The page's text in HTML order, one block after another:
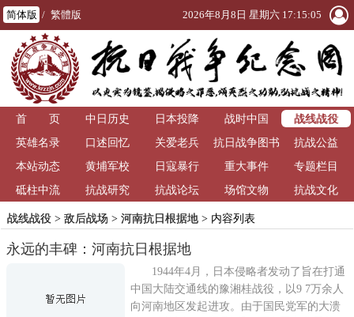
简体版 / 繁體版 2026年8月8日 星期六 17:15:05
首 页 中日历史 日本投降 战时中国
战线战役
英雄名录
口述回忆 关爱老兵
抗日战争图书
馆
抗战公益
本站动态
黄埔军校 日寇暴行 重大事件
专题栏目
砥柱中流
抗战研究 抗战论坛 场馆文物 抗战文化
战线战役> 敌后战场 > 河南抗日根据地> 内容列表
永远的丰碑：河南抗日根据地
1944年4月，日本侵略者发动了旨在打通
中国大陆交通线的豫湘桂战役，以9 7万余人
向河南地区发起进攻。由于国民党军的大溃